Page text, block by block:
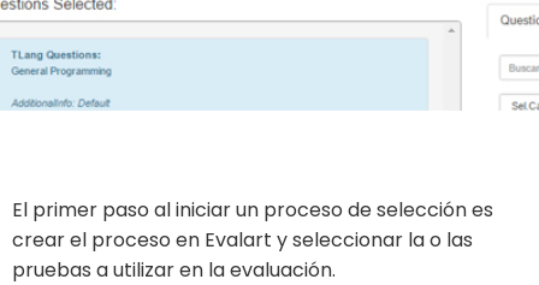
El primer paso al iniciar un proceso de selección es
crear el proceso en Evalart y seleccionar la o las
pruebas a utilizar en la evaluación.